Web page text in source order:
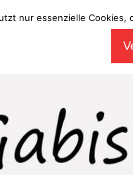
nur essenzielle